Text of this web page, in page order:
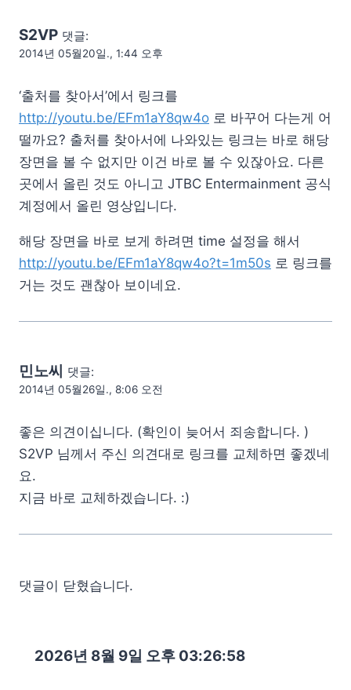
S2VP 댓글:
2014년 05월20일., 1:44 오후
‘출처를 찾아서’에서 링크를
http://youtu.be/EFm1aY8qw4o 로 바꾸어 다는게 어
떨까요? 출처를 찾아서에 나와있는 링크는 바로 해당
장면을 볼 수 없지만 이건 바로 볼 수 있잖아요. 다른
곳에서 올린 것도 아니고 JTBC Entermainment 공식
계정에서 올린 영상입니다.
해당 장면을 바로 보게 하려면 time 설정을 해서
http://youtu.be/EFm1aY8qw4o?t=1m50s 로 링크를
거는 것도 괜찮아 보이네요.
민노씨 댓글:
2014년 05월26일., 8:06 오전
좋은 의견이십니다. (확인이 늦어서 죄송합니다. )
S2VP 님께서 주신 의견대로 링크를 교체하면 좋겠네
요.
지금 바로 교체하겠습니다. :)
댓글이 닫혔습니다.
2026년 8월 9일 오후 03:26:59